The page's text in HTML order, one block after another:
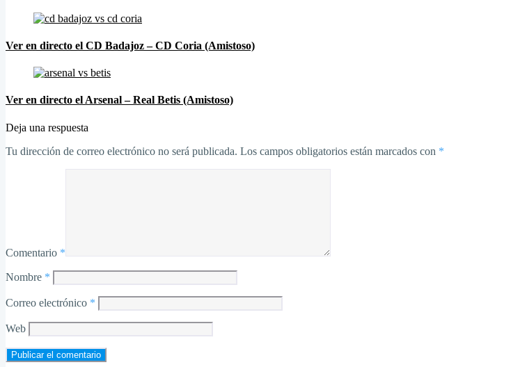
Ver en directo el CD Badajoz – CD Coria (Amistoso)
Ver en directo el Arsenal – Real Betis (Amistoso)
Deja una respuesta
Tu dirección de correo electrónico no será publicada. Los campos obligatorios están marcados con *
Comentario *
Nombre *
Correo electrónico *
Web